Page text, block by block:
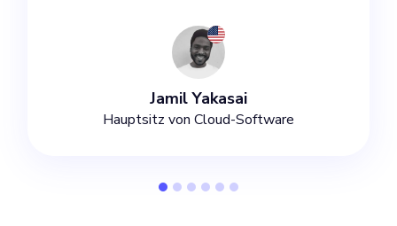
Jamil Yakasai
Hauptsitz von Cloud-Software